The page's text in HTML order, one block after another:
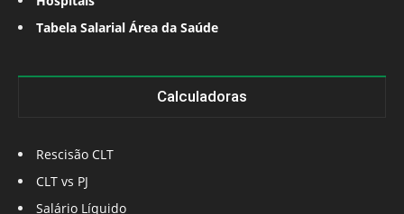
Tabela Salarial Área da Saúde
Calculadoras
Rescisão CLT
CLT vs PJ
Salário Líquido